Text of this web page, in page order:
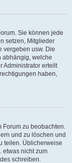
Sie können jede
setzen, Mitglieder
vergeben usw. Die
abhängig, welche
Administrator erteilt
haben,
Forum zu beobachten.
und zu löschen und
teilen. Üblicherweise
etwas nicht zum
schreiben.